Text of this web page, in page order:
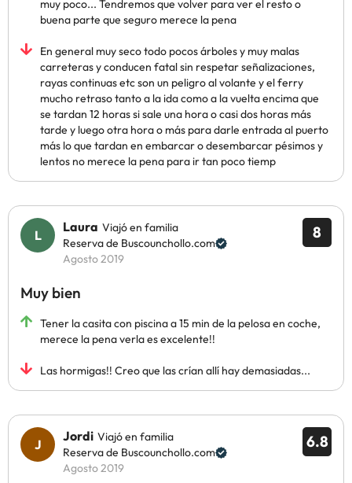
muy poco... Tendremos que volver para ver el resto o
buena parte que seguro merece la pena
En general muy seco todo pocos árboles y muy malas
carreteras y conducen fatal sin respetar señalizaciones,
rayas continuas etc son un peligro al volante y el ferry
mucho retraso tanto a la ida como a la vuelta encima que
se tardan 12 horas si sale una hora o casi dos horas más
tarde y luego otra hora o más para darle entrada al puerto
más lo que tardan en embarcar o desembarcar pésimos y
lentos no merece la pena para ir tan poco tiemp
8
Laura Viajó en familia
Reserva de Buscounchollo.com
Agosto 2019
Muy bien
Tener la casita con piscina a 15 min de la pelosa en coche,
merece la pena verla es excelente!!
Las hormigas!! Creo que las crían allí hay demasiadas...
6.8
Jordi Viajó en familia
Reserva de Buscounchollo.com
Agosto 2019